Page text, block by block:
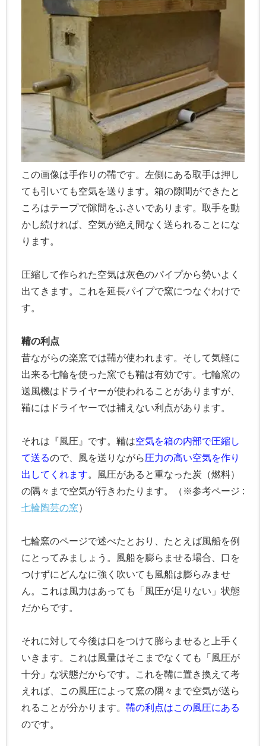
この画像は手作りの鞴です。左側にある取手は押し
ても引いても空気を送ります。箱の隙間ができたと
ころはテープで隙間をふさいであります。取手を動
かし続ければ、空気が絶え間なく送られることにな
ります。
圧縮して作られた空気は灰色のパイプから勢いよく
出てきます。これを延長パイプで窯につなぐわけで
す。
鞴の利点
昔ながらの楽窯では鞴が使われます。そして気軽に
出来る七輪を使った窯でも鞴は有効です。七輪窯の
送風機はドライヤーが使われることがありますが、
鞴にはドライヤーでは補えない利点があります。
それは『風圧』です。鞴は空気を箱の内部で圧縮し
て送るので、風を送りながら圧力の高い空気を作り
出してくれます。風圧があると重なった炭（燃料）
の隅々まで空気が行きわたります。（※参考ページ :
七輪陶芸の窯）
七輪窯のページで述べたとおり、たとえば風船を例
にとってみましょう。風船を膨らませる場合、口を
つけずにどんなに強く吹いても風船は膨らみませ
ん。これは風力はあっても「風圧が足りない」状態
だからです。
それに対して今後は口をつけて膨らませると上手く
いきます。これは風量はそこまでなくても「風圧が
十分」な状態だからです。これを鞴に置き換えて考
えれば、この風圧によって窯の隅々まで空気が送ら
れることが分かります。 鞴の利点はこの風圧にある
のです。